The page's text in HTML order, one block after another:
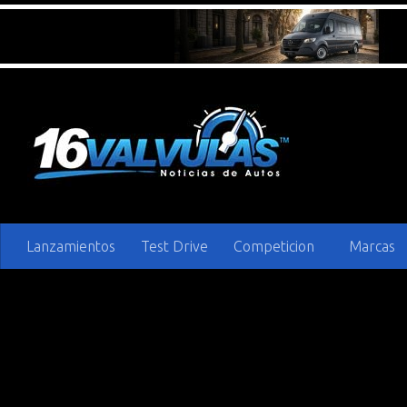
Lanzamientos Test Drive Competicion Marcas